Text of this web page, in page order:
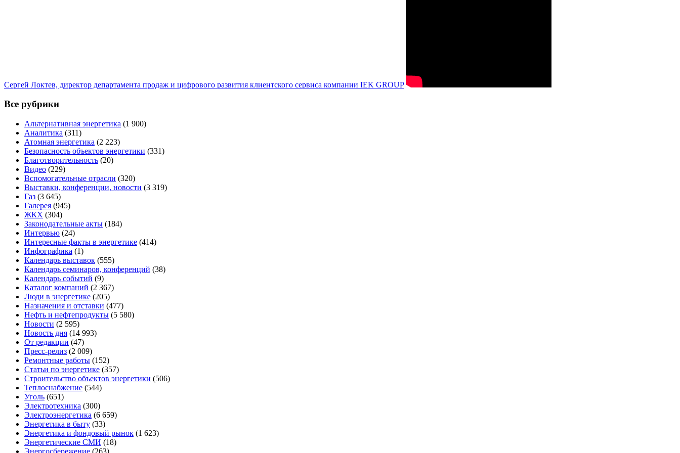
Сергей Локтев, директор департамента продаж и цифрового развития клиентского сервиса компании IEK GROUP
Все рубрики
Альтернативная энергетика (1 900)
Аналитика (311)
Атомная энергетика (2 223)
Безопасность объектов энергетики (331)
Благотворительность (20)
Видео (229)
Вспомогательные отрасли (320)
Выставки, конференции, новости (3 319)
Газ (3 645)
Галерея (945)
ЖКХ (304)
Законодательные акты (184)
Интервью (24)
Интересные факты в энергетике (414)
Инфографика (1)
Календарь выставок (555)
Календарь семинаров, конференций (38)
Календарь событий (9)
Каталог компаний (2 367)
Люди в энергетике (205)
Назначения и отставки (477)
Нефть и нефтепродукты (5 580)
Новости (2 595)
Новость дня (14 993)
От редакции (47)
Пресс-релиз (2 009)
Ремонтные работы (152)
Статьи по энергетике (357)
Строительство объектов энергетики (506)
Теплоснабжение (544)
Уголь (651)
Электротехника (300)
Электроэнергетика (6 659)
Энергетика в быту (33)
Энергетика и фондовый рынок (1 623)
Энергетические СМИ (18)